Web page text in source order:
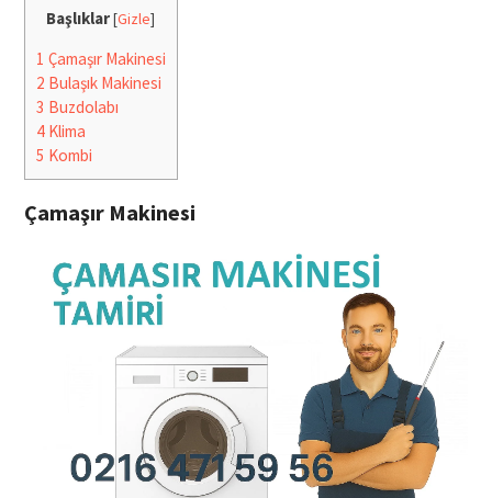
Başlıklar[Gizle]
1 Çamaşır Makinesi
2 Bulaşık Makinesi
3 Buzdolabı
4Klima
5 Kombi
Çamaşır Makinesi